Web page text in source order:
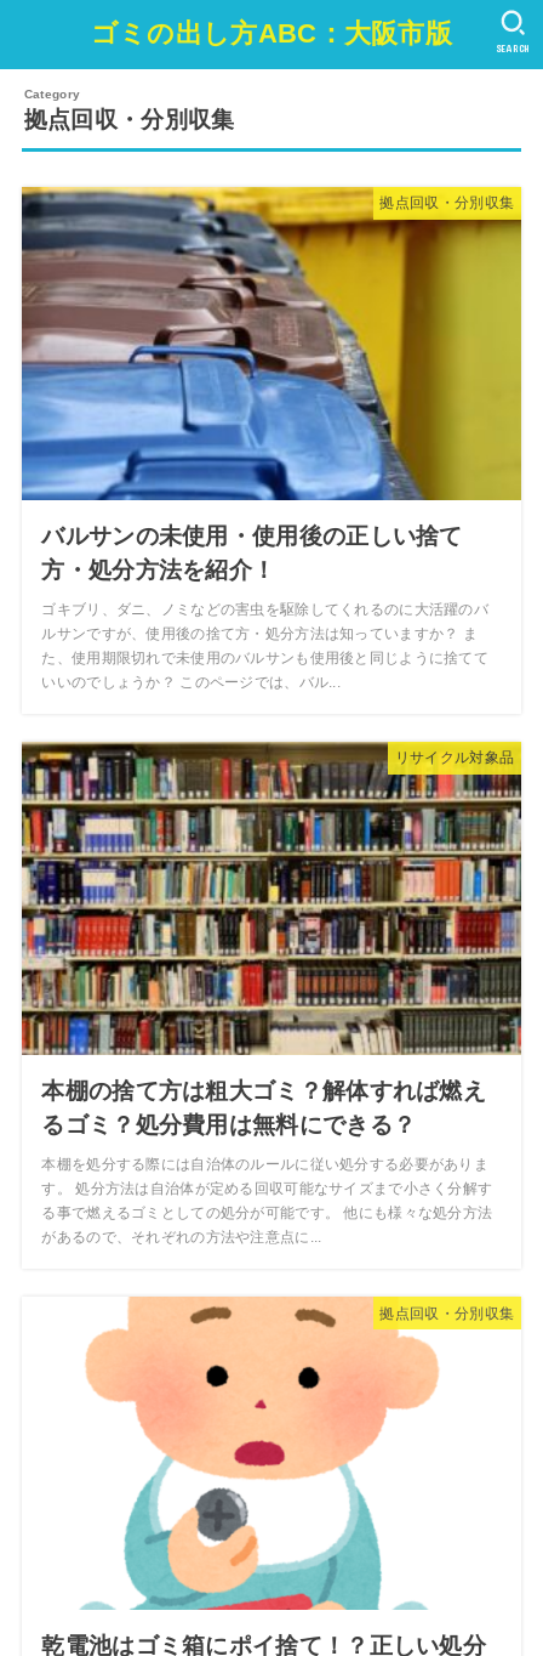
ゴミの出し方ABC：大阪市版 SEARCH
拠点回収・分別収集
拠点回収・分別収集
バルサンの未使用・使用後の正しい捨て
方・処分方法を紹介！
ゴキブリ、ダニ、ノミなどの害虫を駆除してくれるのに大活躍のバ
ルサンですが、使用後の捨て方・処分方法は知っていますか？ ま
た、使用期限切れで未使用のバルサンも使用後と同じように捨てて
いいのでしょうか？ このページでは、バル...
リサイクル対象品
本棚の捨て方は粗大ゴミ？解体すれば燃え
るゴミ？処分費用は無料にできる？
本棚を処分する際には自治体のルールに従い処分する必要がありま
す。 処分方法は自治体が定める回収可能なサイズまで小さく分解す
る事で燃えるゴミとしての処分が可能です。 他にも様々な処分方法
があるので、それぞれの方法や注意点に...
拠点回収・分別収集
乾電池はゴミ箱にポイ捨て！？正しい処分